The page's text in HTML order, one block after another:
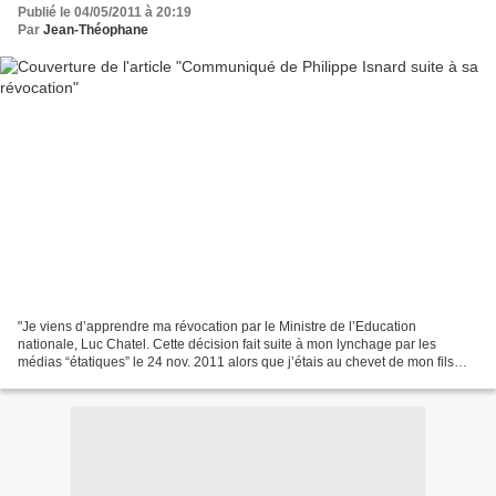
Publié le 04/05/2011 à 20:19
Par Jean-Théophane
"Je viens d’apprendre ma révocation par le Ministre de l’Education
nationale, Luc Chatel. Cette décision fait suite à mon lynchage par les
médias “étatiques” le 24 nov. 2011 alors que j’étais au chevet de mon fils